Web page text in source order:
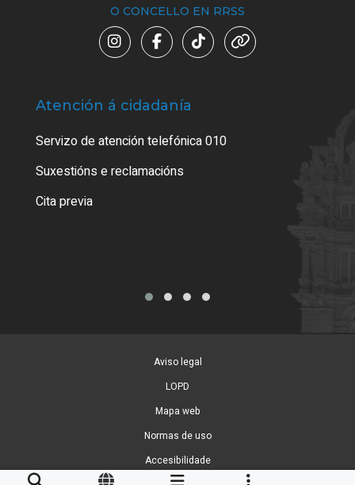
O CONCELLO EN RRSS
Atención á cidadanía
Servizo de atención telefónica 010
Suxestións e reclamacións
Cita previa
Aviso legal
LOPD
Mapa web
Normas de uso
Accesibilidade